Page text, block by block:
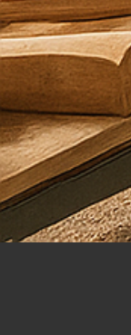
קראתי
ואני
מסכים\ה
מדיניות
הפרטיות
שליחה